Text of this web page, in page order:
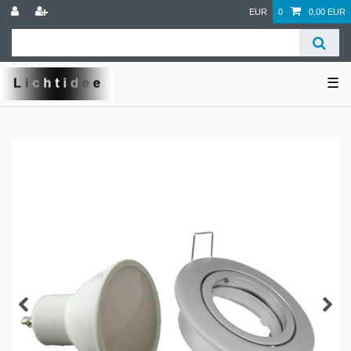
EUR 0 0,00 EUR
☰